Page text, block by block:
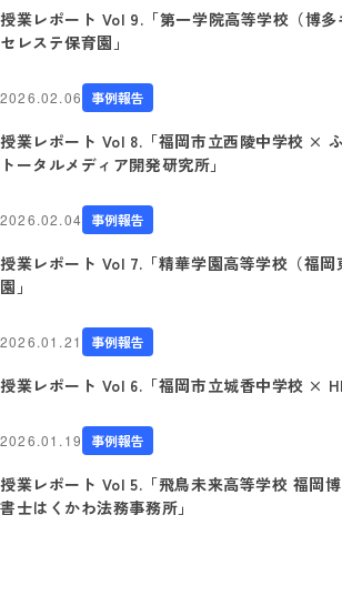
授業レポート Vol 9.「第一学院高等学校（博
セレステ保育園」
2026.02.06 事例報告
授業レポート Vol 8.「福岡市立西陵中学校 ×
トータルメディア開発研究所」
2026.02.04 事例報告
授業レポート Vol 7.「精華学園高等学校（福
園」
2026.01.21 事例報告
授業レポート Vol 6.「福岡市立城香中学校 ×
2026.01.19 事例報告
授業レポート Vol 5.「飛鳥未来高等学校 福岡
書士はくかわ法務事務所」